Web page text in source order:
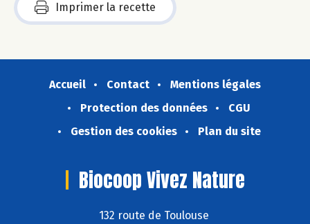
Imprimer la recette
Accueil Contact
Mentions légales
Protection des données
CGU
Gestion des cookies
Plan du site
Biocoop Vivez Nature
132 route de Toulouse